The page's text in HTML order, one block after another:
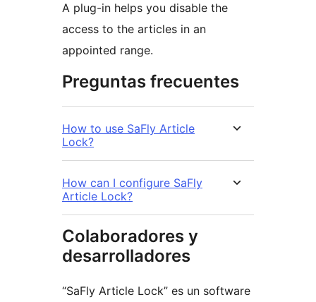
A plug-in helps you disable the
access to the articles in an
appointed range.
Preguntas frecuentes
How to use SaFly Article
Lock?
How can I configure SaFly
Article Lock?
Colaboradores y
desarrolladores
“SaFly Article Lock” es un software